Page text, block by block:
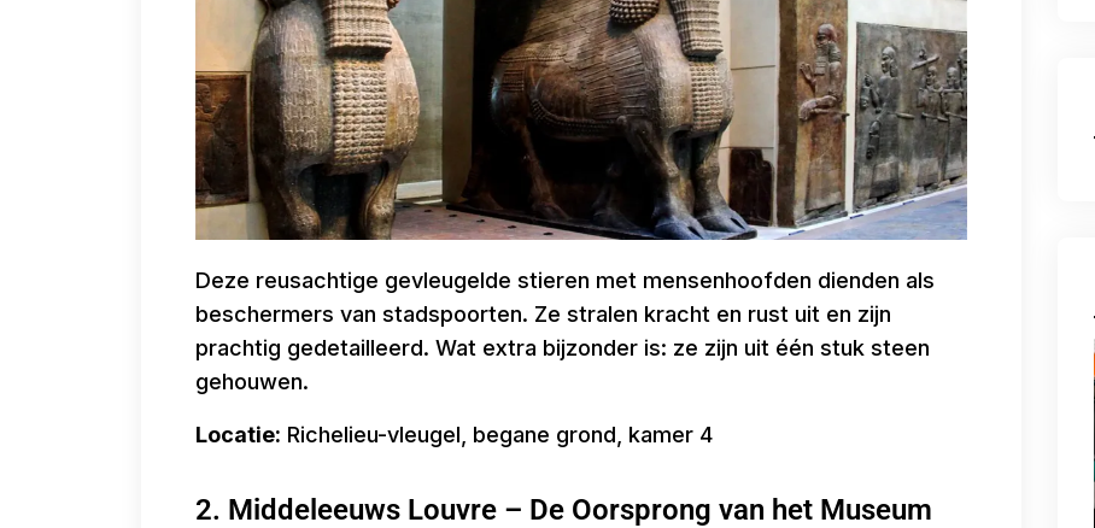
Deze reusachtige gevleugelde stieren met mensenhoofden dienden als
beschermers van stadspoorten. Ze stralen kracht en rust uit en zijn
prachtig gedetailleerd. Wat extra bijzonder is: ze zijn uit één stuk steen
gehouwen.
Locatie: Richelieu-vleugel, begane grond, kamer 4
2. Middeleeuws Louvre – De Oorsprong van het Museum